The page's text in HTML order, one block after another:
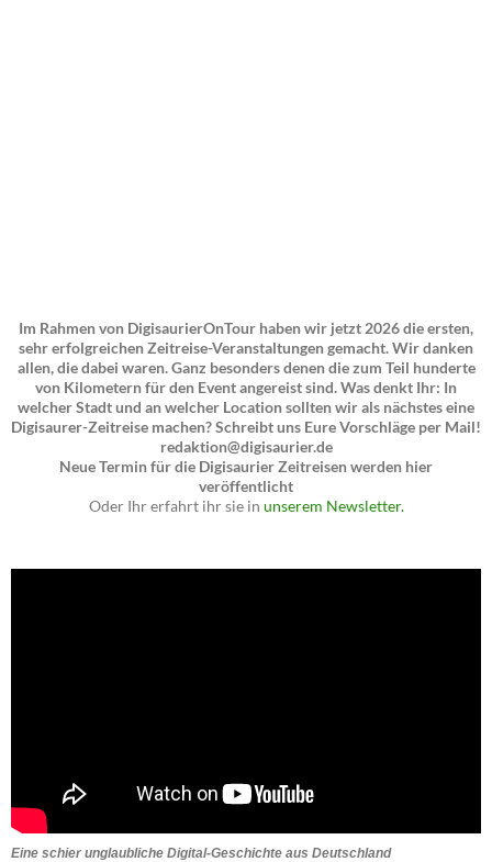
Im Rahmen von DigisaurierOnTour haben wir jetzt 2026 die ersten,
sehr erfolgreichen Zeitreise-Veranstaltungen gemacht. Wir danken
allen, die dabei waren. Ganz besonders denen die zum Teil hunderte
von Kilometern für den Event angereist sind. Was denkt Ihr: In
welcher Stadt und an welcher Location sollten wir als nächstes eine
Digisaurer-Zeitreise machen? Schreibt uns Eure Vorschläge per Mail!
redaktion@digisaurier.de
Neue Termin für die Digisaurier Zeitreisen werden hier
veröffentlicht
Oder Ihr erfahrt ihr sie in unserem Newsletter.
Eine schier unglaubliche Digital-Geschichte aus Deutschland